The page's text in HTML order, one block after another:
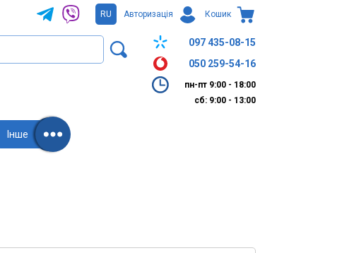
Кошик
Авторизація
097 435-08-15
050 259-54-16
пн-пт 9:00 - 18:00
сб: 9:00 - 13:00
RU
Інше